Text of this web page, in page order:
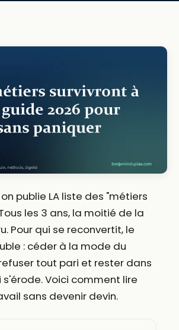
publie LA liste des "métiers
les 3 ans, la moitié de la
Pour qui se reconvertit, le
: céder à la mode du
tout pari et rester dans
Voici comment lire
sans devenir devin.